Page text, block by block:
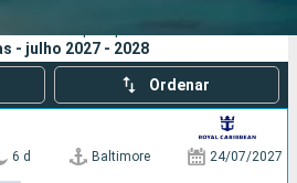
Pesquisar
critérios de pesquisa:
- julho 2027 - 2028
Ordenar
6 d Baltimore 24/07/2027